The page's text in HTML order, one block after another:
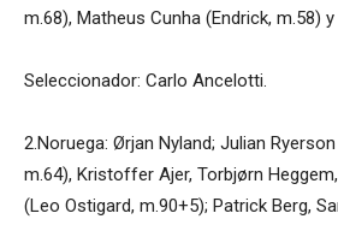
m.68), Matheus Cunha (Endrick, m.58)
Seleccionador: Carlo Ancelotti.
2.Noruega: Ørjan Nyland; Julian
m.64), Kristoffer Ajer, Torbjørn
(Leo Ostigard, m.90+5); Patrick Berg,